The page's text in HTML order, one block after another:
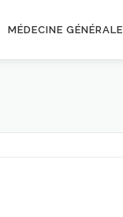
MÉDECINE GÉNÉRALE